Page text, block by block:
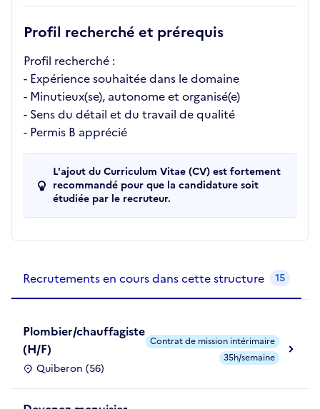
Profil recherché et prérequis
Profil recherché :
- Expérience souhaitée dans le domaine
- Minutieux(se), autonome et organisé(e)
- Sens du détail et du travail de qualité
- Permis B apprécié
L'ajout du Curriculum Vitae (CV) est fortement
recommandé pour que la candidature soit
étudiée par le recruteur.
Recrutements en cours dans cette structure 15
Plombier/chauffagiste
(H/F)
Quiberon (56)
Contrat de mission intérimaire
35h/semaine